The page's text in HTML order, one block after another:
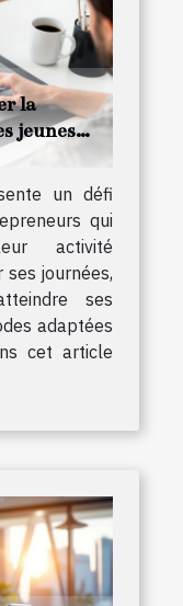
la
jeunes
un défi
qui
activité
ses journées,
ses
adaptées
cet article